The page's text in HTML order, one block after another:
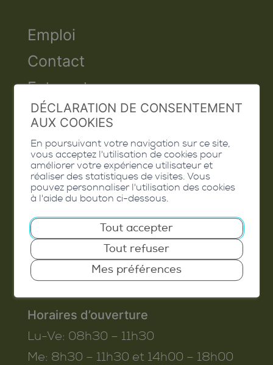
Emploi
Contact
Extranet
Valais Excellence
Commune de Conthey
Route de Savoie 54
1975 St-Séverin
T. 027 345 45 45
info@conthey.ch
Horaires d’ouverture
Lu-Ve: 08h30 – 11h30
Me: 8h30 – 11h30 et 14h00 – 18h00
DÉCLARATION DE CONSENTEMENT
AUX COOKIES
En poursuivant votre navigation sur ce site,
vous acceptez l'utilisation de cookies pour
améliorer votre expérience utilisateur et
réaliser des statistiques de visites. Vous
pouvez personnaliser l'utilisation des cookies
à l'aide du bouton ci-dessous.
Tout accepter
Tout refuser
Mes préférences